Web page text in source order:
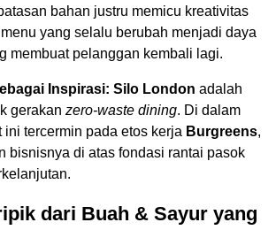
bahan justru memicu kreativitas
yang selalu berubah menjadi daya
membuat pelanggan kembali lagi.
Inspirasi: Silo London adalah
gerakan zero-waste dining. Di dalam
ini tercermin pada etos kerja Burgreens,
bisnisnya di atas fondasi rantai pasok
dari Buah & Sayur yang